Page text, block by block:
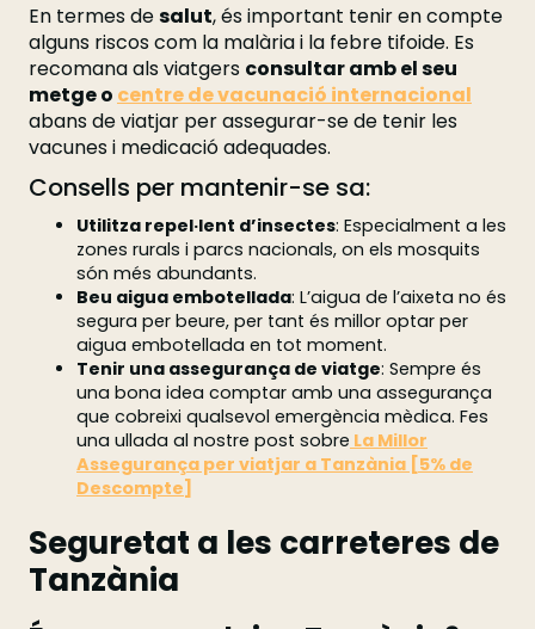
En termes desalut, és important tenir en compte
alguns riscos com la malària i la febre tifoide. Es
recomana als viatgers consultar amb el seu
metge o centre de vacunació internacional
abans de viatjar per assegurar-se de tenir les
vacunes i medicació adequades.
Consells per mantenir-se sa:
Utilitza repel·lent d’insectes: Especialment a les
zones rurals i parcs nacionals, on els mosquits
són més abundants.
Beu aigua embotellada: L’aigua de l’aixeta no és
segura per beure, per tant és millor optar per
aigua embotellada en tot moment.
Tenir una assegurança de viatge: Sempre és
una bona idea comptar amb una assegurança
que cobreixi qualsevol emergència mèdica. Fes
una ullada al nostre post sobre La Millor
Assegurança per viatjar a Tanzània [5% de
Descompte]
Seguretat a les carreteres de
Tanzània